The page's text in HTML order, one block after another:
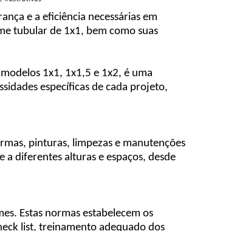
e a eficiência necessárias em
tubular de 1x1, bem como suas
1x1, 1x1,5 e 1x2, é uma
específicas de cada projeto,
pinturas, limpezas e manutenções
diferentes alturas e espaços, desde
Estas normas estabelecem os
list, treinamento adequado dos